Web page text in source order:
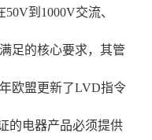
到1000V交流、
足的核心要求，其管
欧盟更新了LVD指令
的电器产品必须提供